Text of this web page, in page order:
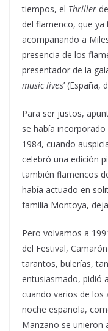
tiempos, el Thriller
del flamenco, que
acompañando a
presencia de los
presentador de la
music lives’ (España,
Para ser justos,
se había
1984, cuando
celebró una edición
también flamencos
había actuado en
familia Montoya,
Pero volvamos a
del Festival,
tarantos, bulerías,
entusiasmado, pidió
cuando varios de los
noche española,
Manzano se unieron